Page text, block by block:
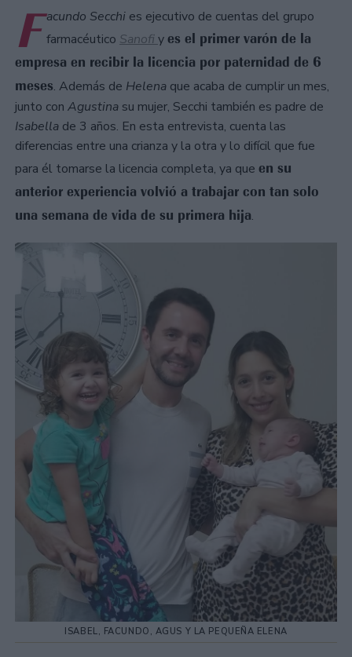
F acundo Secchi es ejecutivo de cuentas del grupo
farmacéutico Sanofiyes el primer varón de la
empresa en recibir la licencia por paternidad de 6
meses. Además de Helena que acaba de cumplir un mes,
junto con Agustina su mujer, Secchi también es padre de
Isabella de 3 años. En esta entrevista, cuenta las
diferencias entre una crianza y la otra y lo difícil que fue
para él tomarse la licencia completa, ya que en su
anterior experiencia volvió a trabajar con tan solo
una semana de vida de su primera hija.
ISABEL, FACUNDO, AGUS Y LA PEQUEÑA ELENA